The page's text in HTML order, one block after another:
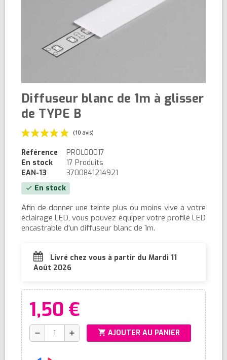
Diffuseur blanc de 1m à glisser
de TYPE B
Référence
PROL00017
En stock
17 Produits
EAN-13
3700841214921
check En stock
Afin de donner une teinte plus ou moins vive à votre
éclairage LED, vous pouvez équiper votre profilé LED
encastrable d'un diffuseur blanc de 1m.
Livré chez vous à partir du Mardi 11
Août 2026
1,50 €
remove add shopping_cart AJOUTER AU PANIER